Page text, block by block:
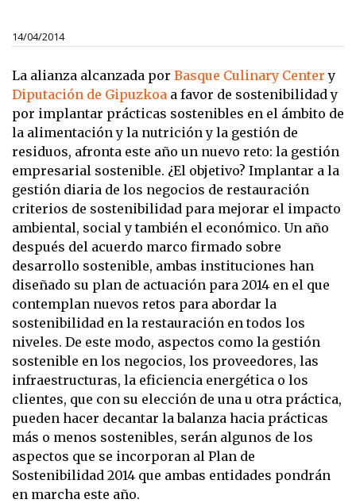
14/04/2014
La alianza alcanzada por Basque Culinary Center y
Diputación de Gipuzkoa a favor de sostenibilidad y
por implantar prácticas sostenibles en el ámbito de
la alimentación y la nutrición y la gestión de
residuos, afronta este año un nuevo reto: la gestión
empresarial sostenible. ¿El objetivo? Implantar a la
gestión diaria de los negocios de restauración
criterios de sostenibilidad para mejorar el impacto
ambiental, social y también el económico. Un año
después del acuerdo marco firmado sobre
desarrollo sostenible, ambas instituciones han
diseñado su plan de actuación para 2014 en el que
contemplan nuevos retos para abordar la
sostenibilidad en la restauración en todos los
niveles. De este modo, aspectos como la gestión
sostenible en los negocios, los proveedores, las
infraestructuras, la eficiencia energética o los
clientes, que con su elección de una u otra práctica,
pueden hacer decantar la balanza hacia prácticas
más o menos sostenibles, serán algunos de los
aspectos que se incorporan al Plan de
Sostenibilidad 2014 que ambas entidades pondrán
en marcha este año.